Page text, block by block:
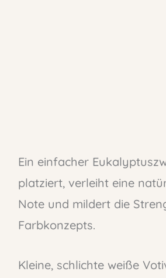
Ein einfacher
platziert, verleiht eine
Note und mildert die
Farbkonzepts.
Kleine, schlichte weiße